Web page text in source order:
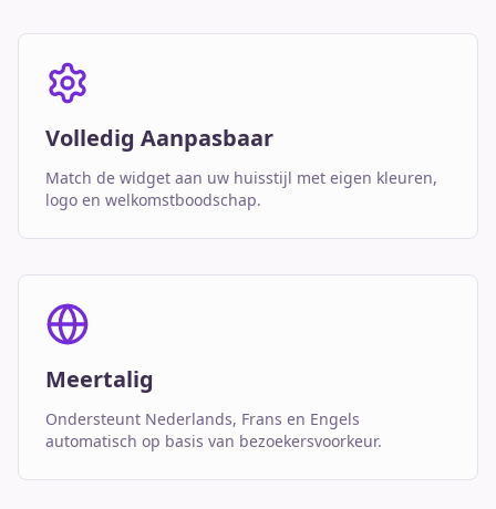
Volledig Aanpasbaar
Match de widget aan uw huisstijl met eigen kleuren,
logo en welkomstboodschap.
Meertalig
Ondersteunt Nederlands, Frans en Engels
automatisch op basis van bezoekersvoorkeur.